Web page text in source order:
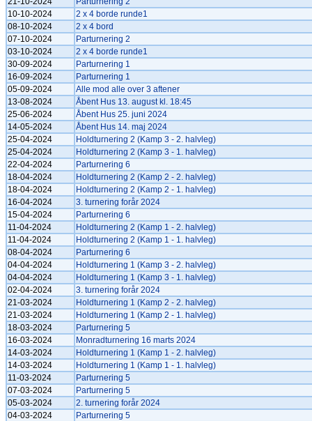
10-10-2024
2 x 4 borde runde1
08-10-2024
2 x 4 bord
07-10-2024
Parturnering 2
03-10-2024
2 x 4 borde runde1
30-09-2024
Parturnering 1
16-09-2024
Parturnering 1
05-09-2024
Alle mod alle over 3 aftener
13-08-2024
Åbent Hus 13. august kl. 18:45
25-06-2024
Åbent Hus 25. juni 2024
14-05-2024
Åbent Hus 14. maj 2024
25-04-2024
Holdturnering 2 (Kamp 3 - 2. halvleg)
25-04-2024
Holdturnering 2 (Kamp 3 - 1. halvleg)
22-04-2024
Parturnering 6
18-04-2024
Holdturnering 2 (Kamp 2 - 2. halvleg)
18-04-2024
Holdturnering 2 (Kamp 2 - 1. halvleg)
16-04-2024
3. turnering forår 2024
15-04-2024
Parturnering 6
11-04-2024
Holdturnering 2 (Kamp 1 - 2. halvleg)
11-04-2024
Holdturnering 2 (Kamp 1 - 1. halvleg)
08-04-2024
Parturnering 6
04-04-2024
Holdturnering 1 (Kamp 3 - 2. halvleg)
04-04-2024
Holdturnering 1 (Kamp 3 - 1. halvleg)
02-04-2024
3. turnering forår 2024
21-03-2024
Holdturnering 1 (Kamp 2 - 2. halvleg)
21-03-2024
Holdturnering 1 (Kamp 2 - 1. halvleg)
18-03-2024
Parturnering 5
16-03-2024
Monradturnering 16 marts 2024
14-03-2024
Holdturnering 1 (Kamp 1 - 2. halvleg)
14-03-2024
Holdturnering 1 (Kamp 1 - 1. halvleg)
11-03-2024
Parturnering 5
07-03-2024
Parturnering 5
05-03-2024
2. turnering forår 2024
04-03-2024
Parturnering 5